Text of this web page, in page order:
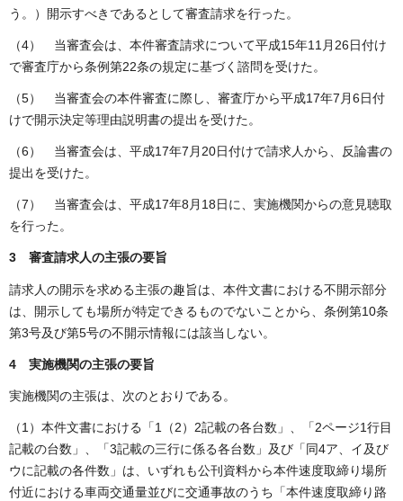
う。）開示すべきであるとして審査請求を行った。
（4） 当審査会は、本件審査請求について平成15年11月26日付け
で審査庁から条例第22条の規定に基づく諮問を受けた。
（5） 当審査会の本件審査に際し、審査庁から平成17年7月6日付
けで開示決定等理由説明書の提出を受けた。
（6） 当審査会は、平成17年7月20日付けで請求人から、反論書の
提出を受けた。
（7） 当審査会は、平成17年8月18日に、実施機関からの意見聴取
を行った。
3 審査請求人の主張の要旨
請求人の開示を求める主張の趣旨は、本件文書における不開示部分
は、開示しても場所が特定できるものでないことから、条例第10条
第3号及び第5号の不開示情報には該当しない。
4 実施機関の主張の要旨
実施機関の主張は、次のとおりである。
（1）本件文書における「1（2）2記載の各台数」、「2ページ1行目
記載の台数」、「3記載の三行に係る各台数」及び「同4ア、イ及び
ウに記載の各件数」は、いずれも公刊資料から本件速度取締り場所
付近における車両交通量並びに交通事故のうち「本件速度取締り路